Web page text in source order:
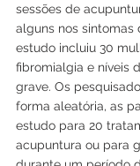
sessões de
alguns nos sintomas
estudo incluiu 30
fibromialgia e níveis
grave. Os
forma aleatória, as
estudo para 20
acupuntura ou para